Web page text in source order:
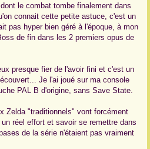
le combat tombe finalement dans
connait cette petite astuce, c'est un
pas hyper bien géré à l'époque, à mon
de fin dans les 2 premiers opus de
presque fier de l'avoir fini et c'est un
Je l'ai joué sur ma console
PAL B d'origine, sans Save State.
Zelda "traditionnels" vont forcément
réel effort et savoir se remettre dans
de la série n'étaient pas vraiment